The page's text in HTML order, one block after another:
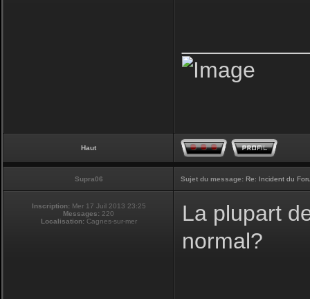
Haut
Supra06 Sujet du message: Re: Incident du
Inscription: Mer 17 Juil 2013 23:25
Messages: 220
Localisation:Cagnes-sur-mer
La plupart
normal?